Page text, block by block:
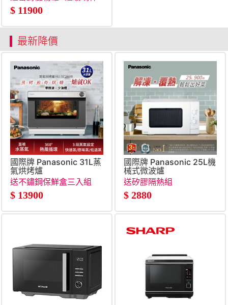
果汁機
$ 11900
最新降價
國際牌 Panasonic 31L蒸
氣烘烤爐
送不鏽鋼保鮮盒三入組
$ 13900
國際牌 Panasonic 25L機
械式微波爐
送矽膠隔熱組
$ 2880